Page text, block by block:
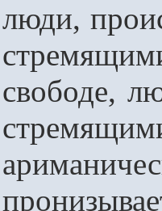
люди,
свободе,